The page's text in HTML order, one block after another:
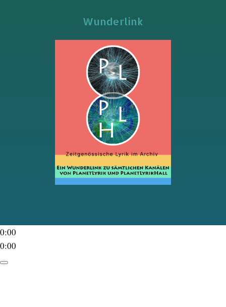
Wunderlink
0:00
0:00